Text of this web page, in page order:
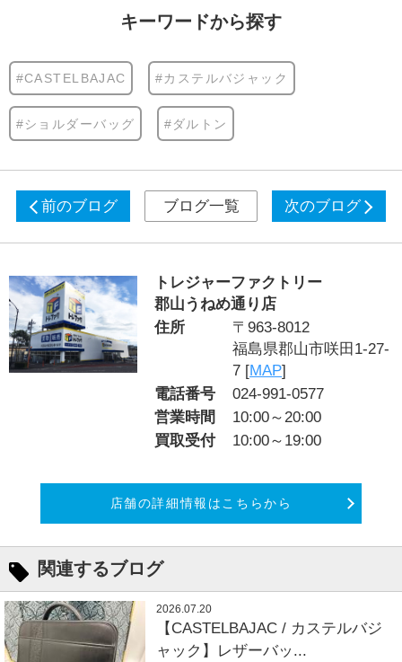
キーワードから探す
#CASTELBAJAC #カステルバジャック
#ショルダーバッグ #ダルトン
前のブログ ブログ一覧 次のブログ
トレジャーファクトリー
郡山うねめ通り店
住所
〒963-8012
福島県郡山市咲田1-27-
7 [MAP]
電話番号
024-991-0577
営業時間
10:00～20:00
買取受付
10:00～19:00
店舗の詳細情報はこちらから
関連するブログ
2026.07.20
【CASTELBAJAC / カステルバジ
ャック】レザーバッ...